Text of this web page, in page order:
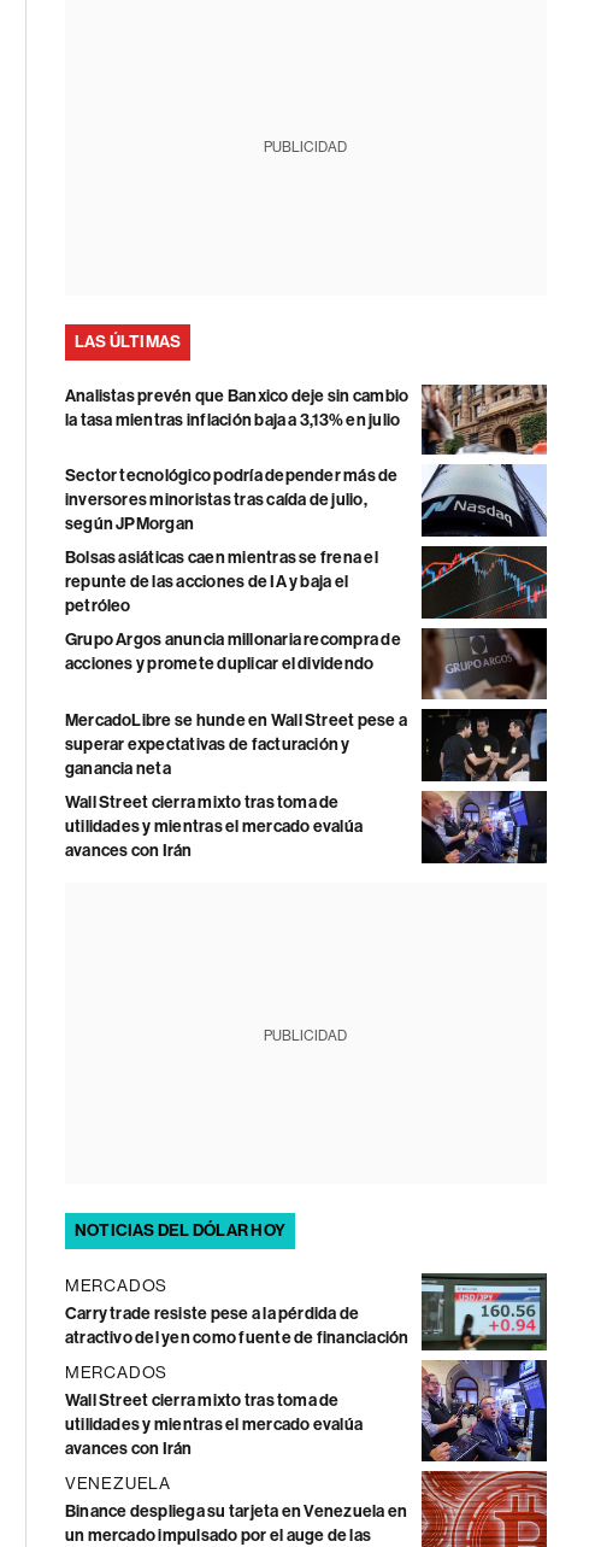
PUBLICIDAD
LAS ÚLTIMAS
Analistas prevén que Banxico deje sin cambio
la tasa mientras inflación baja a 3,13% en julio
Sector tecnológico podría depender más de
inversores minoristas tras caída de julio,
según JPMorgan
Bolsas asiáticas caen mientras se frena el
repunte de las acciones de IA y baja el
petróleo
Grupo Argos anuncia millonaria recompra de
acciones y promete duplicar el dividendo
MercadoLibre se hunde en Wall Street pese a
superar expectativas de facturación y
ganancia neta
Wall Street cierra mixto tras toma de
utilidades y mientras el mercado evalúa
avances con Irán
PUBLICIDAD
NOTICIAS DEL DÓLAR HOY
MERCADOS
Carry trade resiste pese a la pérdida de
atractivo del yen como fuente de financiación
MERCADOS
Wall Street cierra mixto tras toma de
utilidades y mientras el mercado evalúa
avances con Irán
VENEZUELA
Binance despliega su tarjeta en Venezuela en
un mercado impulsado por el auge de las